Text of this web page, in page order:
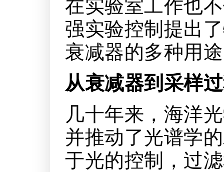
在实验室工作也
强实验控制提出
衰减器的多种用
从衰减器到采样
几十年来，海洋
并推动了光谱学
于光的控制，过